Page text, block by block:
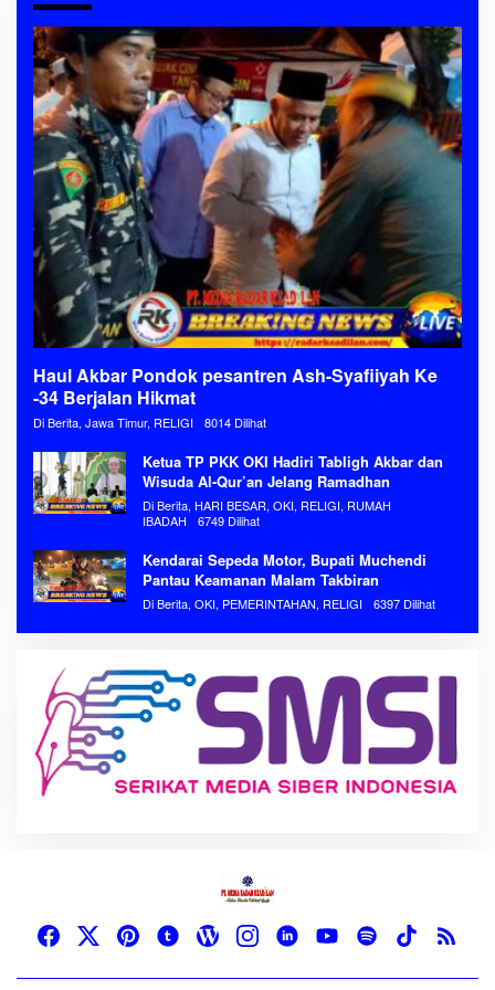
Haul Akbar Pondok pesantren Ash-Syafiiyah Ke
-34 Berjalan Hikmat
Di Berita, Jawa Timur, RELIGI 8014 Dilihat
Ketua TP PKK OKI Hadiri Tabligh Akbar dan
Wisuda Al-Qur’an Jelang Ramadhan
Di Berita, HARI BESAR, OKI, RELIGI, RUMAH
IBADAH
6749 Dilihat
Kendarai Sepeda Motor, Bupati Muchendi
Pantau Keamanan Malam Takbiran
Di Berita, OKI, PEMERINTAHAN, RELIGI 6397 Dilihat